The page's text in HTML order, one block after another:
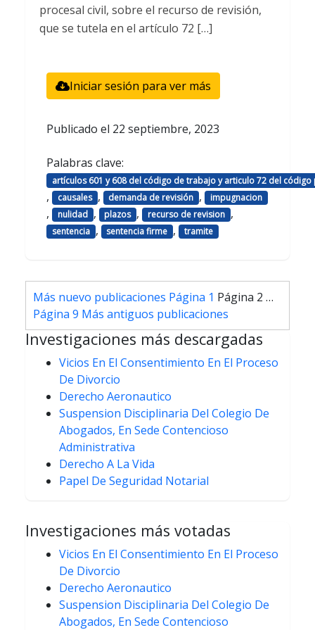
procesal civil, sobre el recurso de revisión,
que se tutela en el artículo 72 […]
Iniciar sesión para ver más
Publicado el 22 septiembre, 2023
Palabras clave:
artículos 601 y 608 del código de trabajo y articulo 72 del código
, causales , demanda de revisión , impugnacion
, nulidad , plazos , recurso de revision ,
sentencia , sentencia firme , tramite
Paginación
de
entradas
Más nuevo publicaciones Página 1 Página 2 …
Página 9 Más antiguos publicaciones
Investigaciones más descargadas
Vicios En El Consentimiento En El Proceso
De Divorcio
Derecho Aeronautico
Suspension Disciplinaria Del Colegio De
Abogados, En Sede Contencioso
Administrativa
Derecho A La Vida
Papel De Seguridad Notarial
Investigaciones más votadas
Vicios En El Consentimiento En El Proceso
De Divorcio
Derecho Aeronautico
Suspension Disciplinaria Del Colegio De
Abogados, En Sede Contencioso